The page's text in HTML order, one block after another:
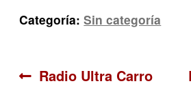
Categoría:Sin categoría
Navegación
Anterior:
Radio Ultra Carro